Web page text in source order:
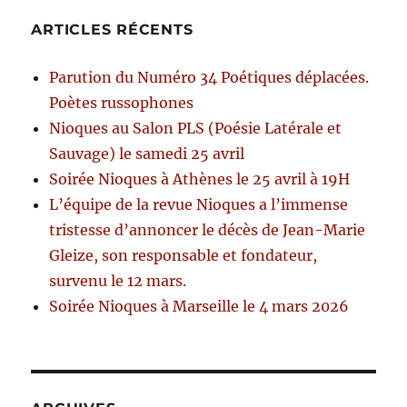
ARTICLES RÉCENTS
Parution du Numéro 34 Poétiques déplacées.
Poètes russophones
Nioques au Salon PLS (Poésie Latérale et
Sauvage) le samedi 25 avril
Soirée Nioques à Athènes le 25 avril à 19H
L’équipe de la revue Nioques a l’immense
tristesse d’annoncer le décès de Jean-Marie
Gleize, son responsable et fondateur,
survenu le 12 mars.
Soirée Nioques à Marseille le 4 mars 2026